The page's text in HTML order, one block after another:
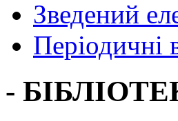
Зведений
Періодичні
-